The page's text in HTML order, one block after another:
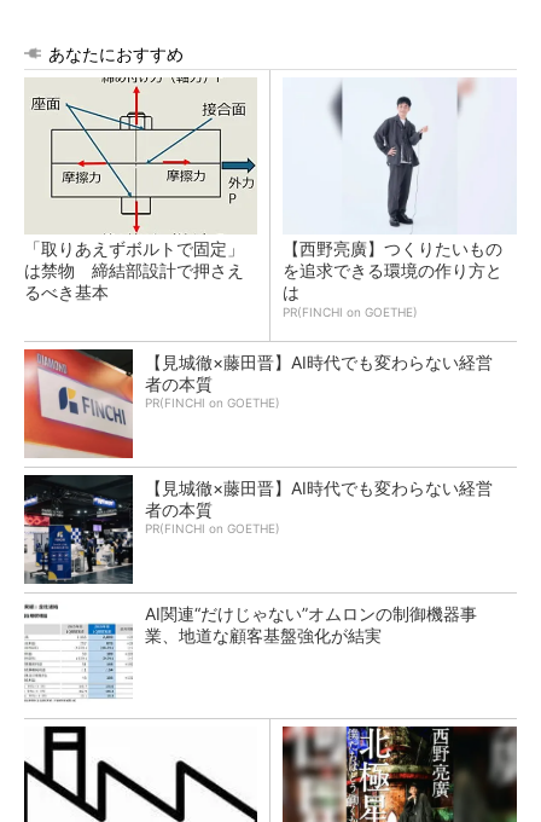
あなたにおすすめ
「取りあえずボルトで固定」
は禁物 締結部設計で押さえ
るべき基本
【西野亮廣】つくりたいもの
を追求できる環境の作り方と
は
PR(FINCHI on GOETHE)
【見城徹×藤田晋】AI時代でも変わらない経営
者の本質
PR(FINCHI on GOETHE)
【見城徹×藤田晋】AI時代でも変わらない経営
者の本質
PR(FINCHI on GOETHE)
AI関連“だけじゃない”オムロンの制御機器事
業、地道な顧客基盤強化が結実